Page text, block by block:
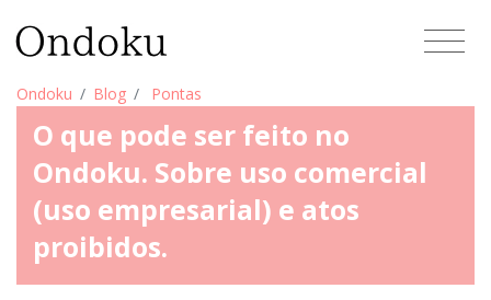
Ondoku Blog Pontas
O que pode ser feito no
Ondoku. Sobre uso comercial
(uso empresarial) e atos
proibidos.